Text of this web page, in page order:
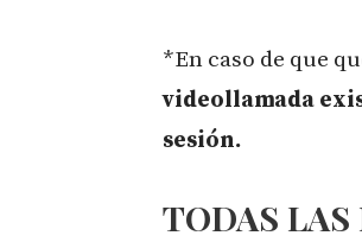
*En caso de que
videollamada
sesión.
TODAS LAS